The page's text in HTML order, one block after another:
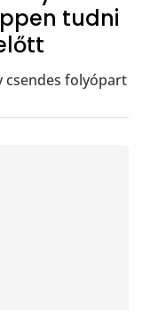
tudni
csendes folyópart